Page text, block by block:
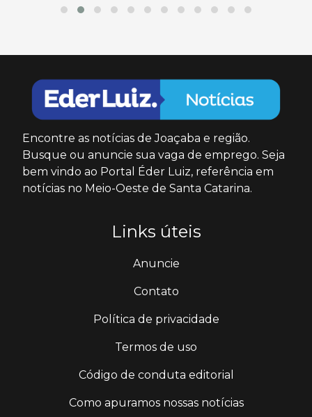
Encontre as notícias de Joaçaba e região.
Busque ou anuncie sua vaga de emprego. Seja
bem vindo ao Portal Éder Luiz, referência em
notícias no Meio-Oeste de Santa Catarina.
Links úteis
Anuncie
Contato
Política de privacidade
Termos de uso
Código de conduta editorial
Como apuramos nossas notícias